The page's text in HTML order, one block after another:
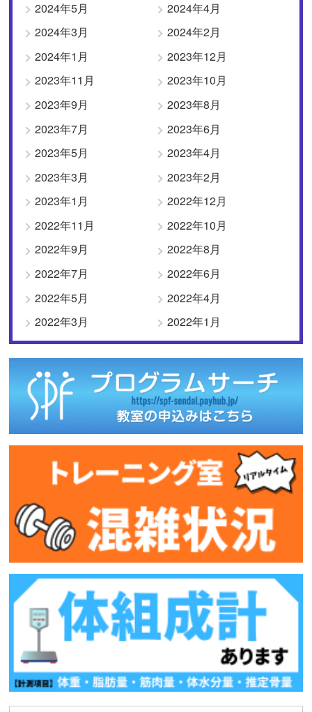
2024年5月
2024年4月
2024年3月
2024年2月
2024年1月
2023年12月
2023年11月
2023年10月
2023年9月
2023年8月
2023年7月
2023年6月
2023年5月
2023年4月
2023年3月
2023年2月
2023年1月
2022年12月
2022年11月
2022年10月
2022年9月
2022年8月
2022年7月
2022年6月
2022年5月
2022年4月
2022年3月
2022年1月